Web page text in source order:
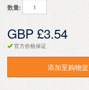
数量:
GBP £3.54
官方价格保证
添加至购物篮